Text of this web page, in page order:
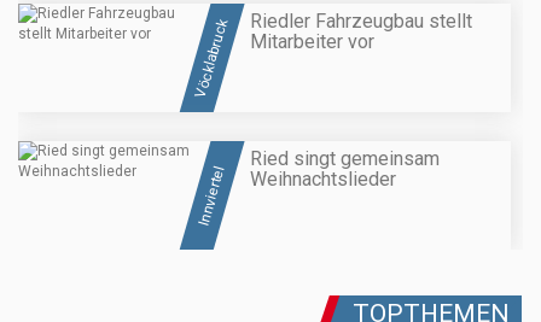
Vöcklabruck
Riedler Fahrzeugbau stellt
Mitarbeiter vor
Innviertel
Ried singt gemeinsam
Weihnachtslieder
TOPTHEMEN